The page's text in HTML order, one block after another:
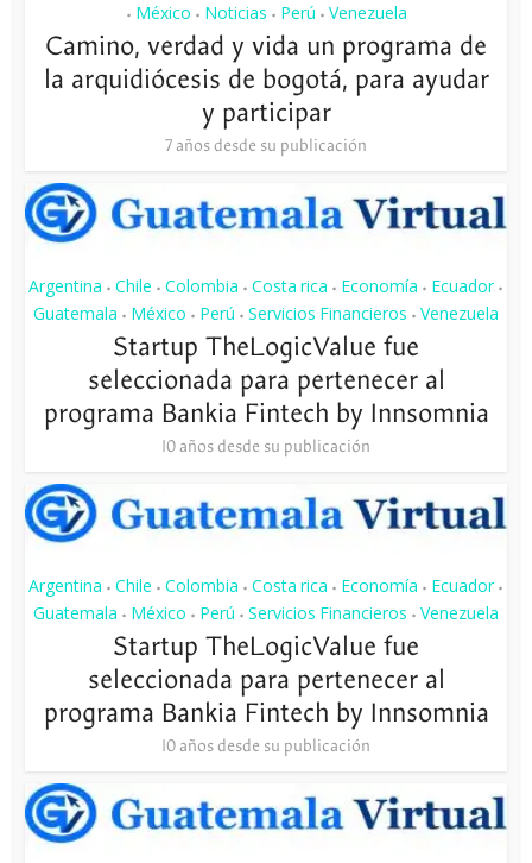
• México • Noticias • Perú • Venezuela
Camino, verdad y vida un programa de
la arquidiócesis de bogotá, para ayudar
y participar
7 años desde su publicación
Argentina • Chile • Colombia • Costa rica • Economía • Ecuador •
Guatemala • México • Perú • Servicios Financieros • Venezuela
Startup TheLogicValue fue
seleccionada para pertenecer al
programa Bankia Fintech by Innsomnia
10 años desde su publicación
Argentina • Chile • Colombia • Costa rica • Economía • Ecuador •
Guatemala • México • Perú • Servicios Financieros • Venezuela
Startup TheLogicValue fue
seleccionada para pertenecer al
programa Bankia Fintech by Innsomnia
10 años desde su publicación